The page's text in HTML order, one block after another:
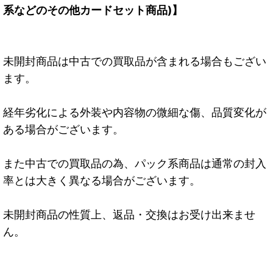
系などのその他カードセット商品)】
未開封商品は中古での買取品が含まれる場合もござい
ます。
経年劣化による外装や内容物の微細な傷、品質変化が
ある場合がございます。
また中古での買取品の為、パック系商品は通常の封入
率とは大きく異なる場合がございます。
未開封商品の性質上、返品・交換はお受け出来ませ
ん。